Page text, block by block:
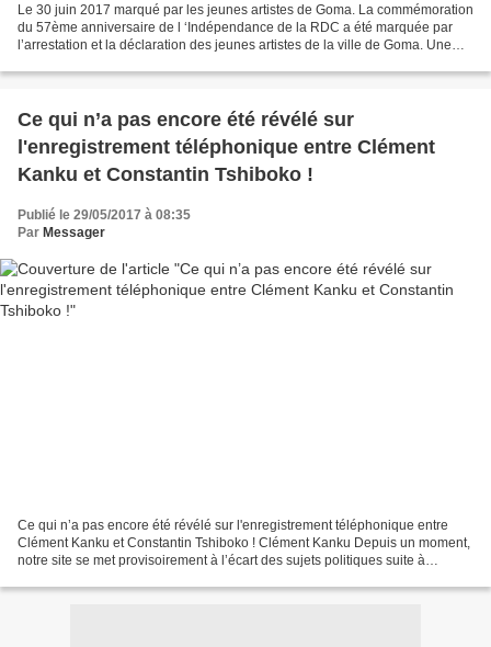
Le 30 juin 2017 marqué par les jeunes artistes de Goma. La commémoration
du 57ème anniversaire de l ‘Indépendance de la RDC a été marquée par
l’arrestation et la déclaration des jeunes artistes de la ville de Goma. Une
Ce qui n’a pas encore été révélé sur
l'enregistrement téléphonique entre Clément
Kanku et Constantin Tshiboko !
Publié le 29/05/2017 à 08:35
Par Messager
Ce qui n’a pas encore été révélé sur l'enregistrement téléphonique entre
Clément Kanku et Constantin Tshiboko ! Clément Kanku Depuis un moment,
notre site se met provisoirement à l’écart des sujets politiques suite à